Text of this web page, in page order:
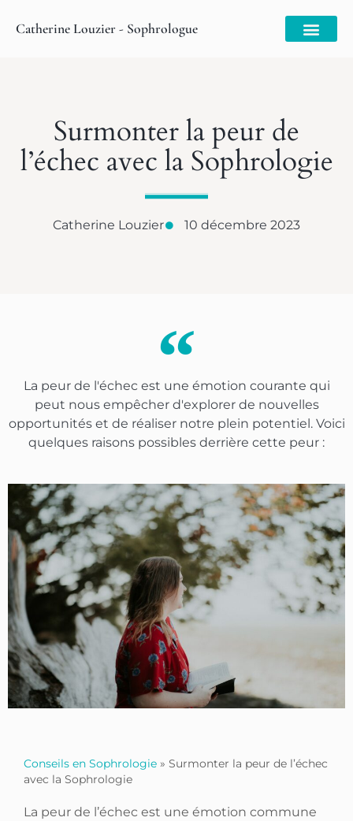
Catherine Louzier - Sophrologue
Surmonter la peur de
l’échec avec la Sophrologie
Catherine Louzier 10 décembre 2023
La peur de l'échec est une émotion courante qui
peut nous empêcher d'explorer de nouvelles
opportunités et de réaliser notre plein potentiel. Voici
quelques raisons possibles derrière cette peur :
Conseils en Sophrologie » Surmonter la peur de l’échec
avec la Sophrologie
La peur de l’échec est une émotion commune